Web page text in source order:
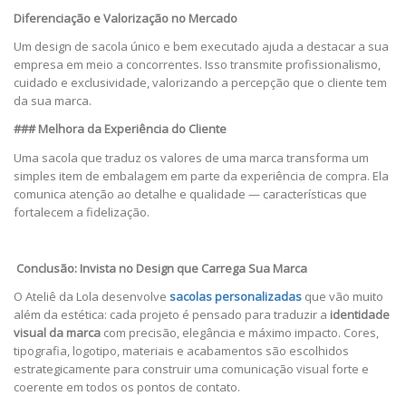
Diferenciação e Valorização no Mercado
Um design de sacola único e bem executado ajuda a destacar a sua
empresa em meio a concorrentes. Isso transmite profissionalismo,
cuidado e exclusividade, valorizando a percepção que o cliente tem
da sua marca.
### Melhora da Experiência do Cliente
Uma sacola que traduz os valores de uma marca transforma um
simples item de embalagem em parte da experiência de compra. Ela
comunica atenção ao detalhe e qualidade — características que
fortalecem a fidelização.
Conclusão: Invista no Design que Carrega Sua Marca
O Ateliê da Lola desenvolve sacolas personalizadas que vão muito
além da estética: cada projeto é pensado para traduzir a identidade
visual da marca com precisão, elegância e máximo impacto. Cores,
tipografia, logotipo, materiais e acabamentos são escolhidos
estrategicamente para construir uma comunicação visual forte e
coerente em todos os pontos de contato.